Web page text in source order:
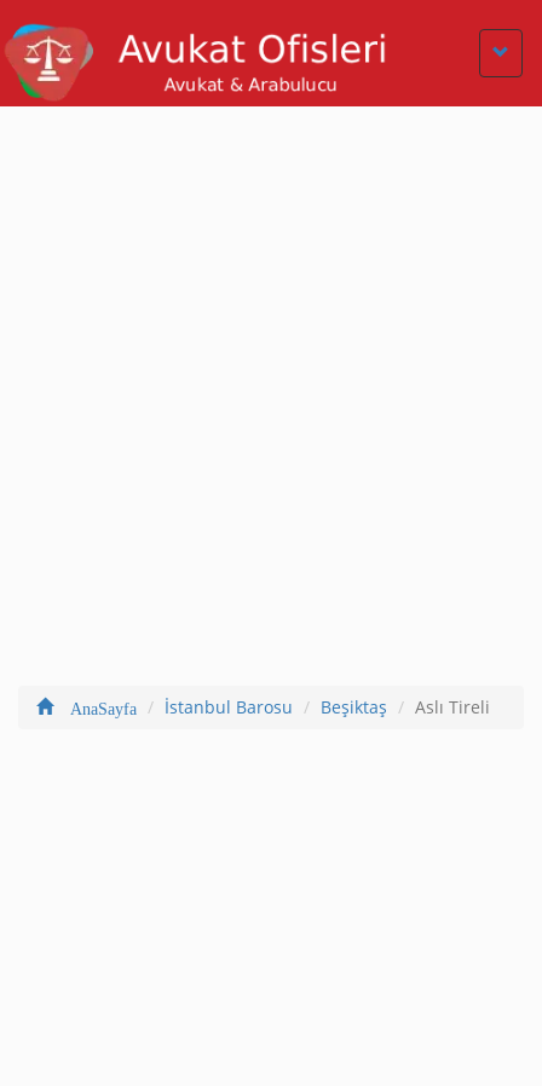
AnaSayfa İstanbul Barosu Beşiktaş Aslı Tireli